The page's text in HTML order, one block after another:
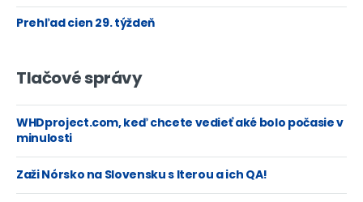
Prehľad cien 29. týždeň
Tlačové správy
WHDproject.com, keď chcete vedieť aké bolo počasie v
minulosti
Zaži Nórsko na Slovensku s Iterou a ich QA!